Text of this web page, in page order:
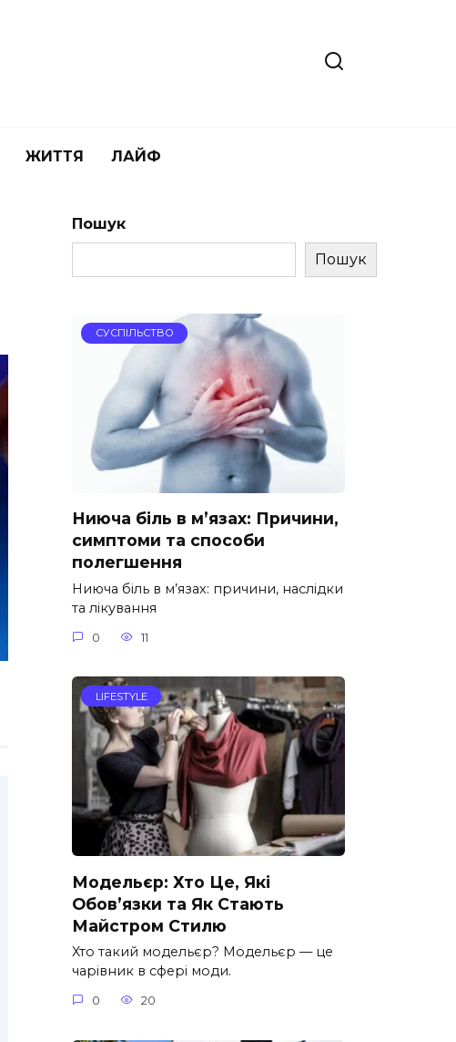
ЖИТТЯ ЛАЙФ
Пошук
Пошук
СУСПІЛЬСТВО
Ниюча біль в м’язах: Причини,
симптоми та способи
полегшення
Ниюча біль в м’язах: причини, наслідки
та лікування
0 11
LIFESTYLE
Модельєр: Хто Це, Які
Обов’язки та Як Стають
Майстром Стилю
Хто такий модельєр? Модельєр — це
чарівник в сфері моди.
0 20